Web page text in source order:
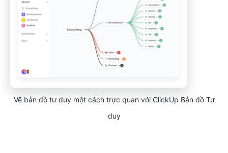
Vẽ bản đồ tư duy một cách trực quan với ClickUp Bản đồ Tư
duy